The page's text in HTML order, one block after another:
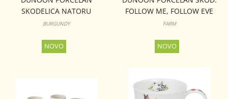
SKODELICA NATORU
CAIRNGORM
BURGUNDY
FOLLOW ME, FOLLOW EVE
CAIRNGORM
FARM